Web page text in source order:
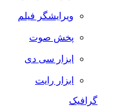
ویرایشگر فیلم
پخش صوت
ابزار سی دی
ابزار رایت
گرافیک